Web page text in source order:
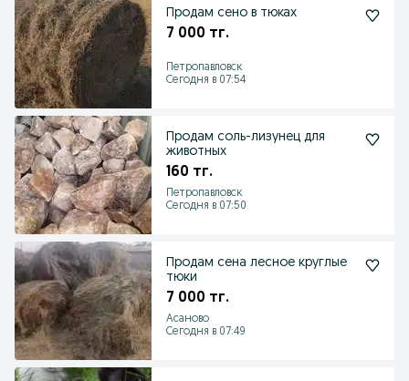
Продам сено в тюках
7 000 тг.
Петропавловск
Сегодня в 07:54
Продам соль-лизунец для
животных
160 тг.
Петропавловск
Сегодня в 07:50
Продам сена лесное круглые
тюки
7 000 тг.
Асаново
Сегодня в 07:49